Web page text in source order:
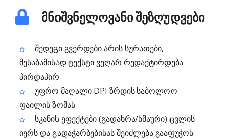
მნიშვნელოვანი შეზღუდვები
შედეგი გვერდები არის სურათები,
შესაბამისად ტექსტი ვეღარ რედაქტირდება
პირდაპირ
უფრო მაღალი DPI ზრდის საბოლოო
ფაილის ზომას
სკანის ეფექტები (გადახრა/ხმაური) ცვლის
იერს და გადაჭარბებისას შეიძლება გააფუჭოს